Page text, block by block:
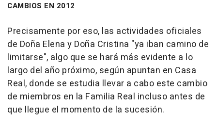
CAMBIOS EN 2012
Precisamente por eso, las actividades oficiales
de Doña Elena y Doña Cristina "ya iban camino de
limitarse", algo que se hará más evidente a lo
largo del año próximo, según apuntan en Casa
Real, donde se estudia llevar a cabo este cambio
de miembros en la Familia Real incluso antes de
que llegue el momento de la sucesión.